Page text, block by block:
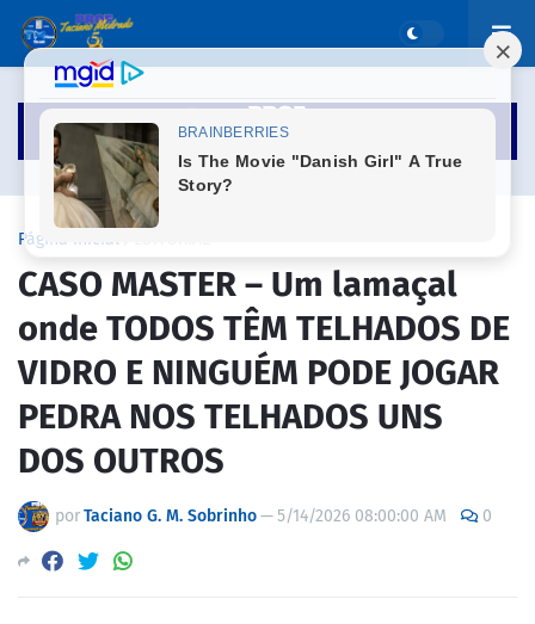
Página inicial
CASO MASTER – Um lamaçal
onde TODOS TÊM TELHADOS DE
VIDRO E NINGUÉM PODE JOGAR
PEDRA NOS TELHADOS UNS
DOS OUTROS
porTaciano G. M. Sobrinho—5/14/2026 08:00:00 AM 0